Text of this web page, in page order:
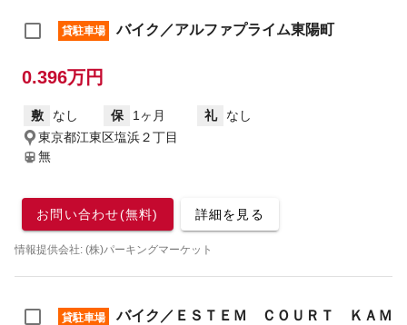
貸駐車場 バイク／アルファプライム東陽町
0.396万円
敷 なし 保 1ヶ月 礼
なし
東京都江東区塩浜２丁目
無
お問い合わせ(無料) 詳細を見る
情報提供会社: (株)パーキングマーケット
貸駐車場
バイク／ＥＳＴＥＭ ＣＯＵＲＴ ＫＡＭ